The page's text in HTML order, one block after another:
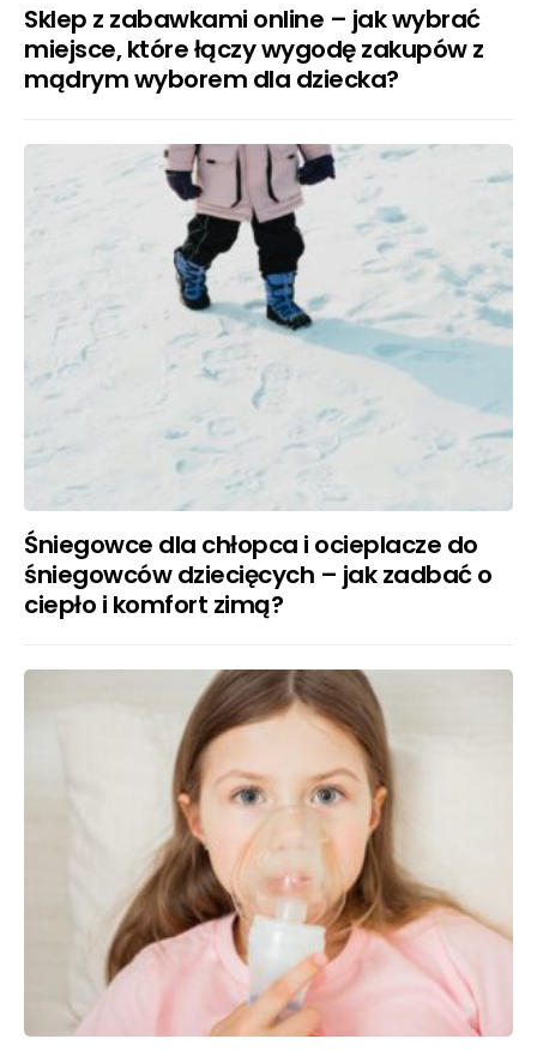
Sklep z zabawkami online – jak wybrać
miejsce, które łączy wygodę zakupów z
mądrym wyborem dla dziecka?
Śniegowce dla chłopca i ocieplacze do
śniegowców dziecięcych – jak zadbać o
ciepło i komfort zimą?